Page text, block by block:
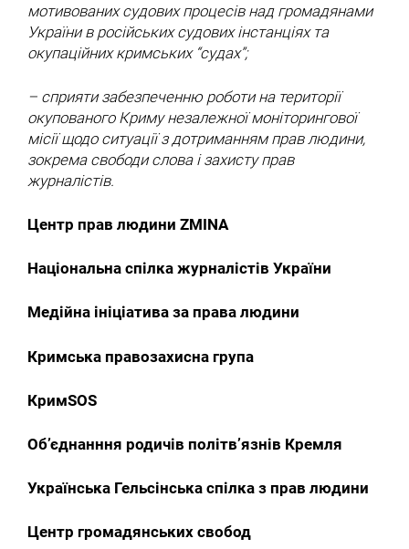
мотивованих судових процесів над громадянами
України в російських судових інстанціях та
окупаційних кримських “судах”;
– сприяти забезпеченню роботи на території
окупованого Криму незалежної моніторингової
місії щодо ситуації з дотриманням прав людини,
зокрема свободи слова і захисту прав
журналістів.
Центр прав людини ZMINA
Національна спілка журналістів України
Медійна ініціатива за права людини
Кримська правозахисна група
КримSOS
Об’єднанння родичів політв’язнів Кремля
Українська Гельсінська спілка з прав людини
Центр громадянських свобод